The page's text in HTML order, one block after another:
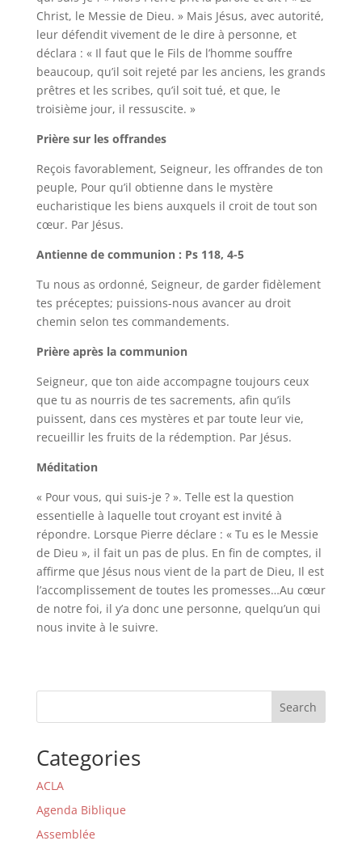
Christ, le Messie de Dieu. » Mais Jésus, avec autorité,
leur défendit vivement de le dire à personne, et
déclara : « Il faut que le Fils de l’homme souffre
beaucoup, qu’il soit rejeté par les anciens, les grands
prêtres et les scribes, qu’il soit tué, et que, le
troisième jour, il ressuscite. »
Prière sur les offrandes
Reçois favorablement, Seigneur, les offrandes de ton
peuple, Pour qu’il obtienne dans le mystère
eucharistique les biens auxquels il croit de tout son
cœur. Par Jésus.
Antienne de communion : Ps 118, 4-5
Tu nous as ordonné, Seigneur, de garder fidèlement
tes préceptes; puissions-nous avancer au droit
chemin selon tes commandements.
Prière après la communion
Seigneur, que ton aide accompagne toujours ceux
que tu as nourris de tes sacrements, afin qu’ils
puissent, dans ces mystères et par toute leur vie,
recueillir les fruits de la rédemption. Par Jésus.
Méditation
« Pour vous, qui suis-je ? ». Telle est la question
essentielle à laquelle tout croyant est invité à
répondre. Lorsque Pierre déclare : « Tu es le Messie
de Dieu », il fait un pas de plus. En fin de comptes, il
affirme que Jésus nous vient de la part de Dieu, Il est
l’accomplissement de toutes les promesses…Au cœur
de notre foi, il y’a donc une personne, quelqu’un qui
nous invite à le suivre.
Search
Categories
ACLA
Agenda Biblique
Assemblée